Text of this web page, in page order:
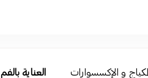
المكياج و الإكسسوارات العناية بالفم